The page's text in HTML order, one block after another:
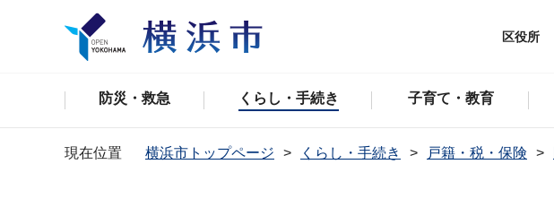
区役所
防災・救急 くらし・手続き 子育て・教育
現在位置 横浜市トップページ くらし・手続き 戸籍・税・保険